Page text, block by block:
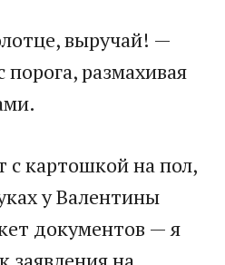
выручай! —
порога, размахивая
с картошкой на пол,
у Валентины
документов — я